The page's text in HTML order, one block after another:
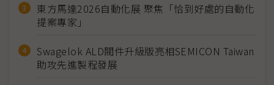
東方馬達2026自動化展 聚焦「恰到好處的自動化
提案專家」
Swagelok ALD閥件升級版亮相SEMICON Taiwan
助攻先進製程發展